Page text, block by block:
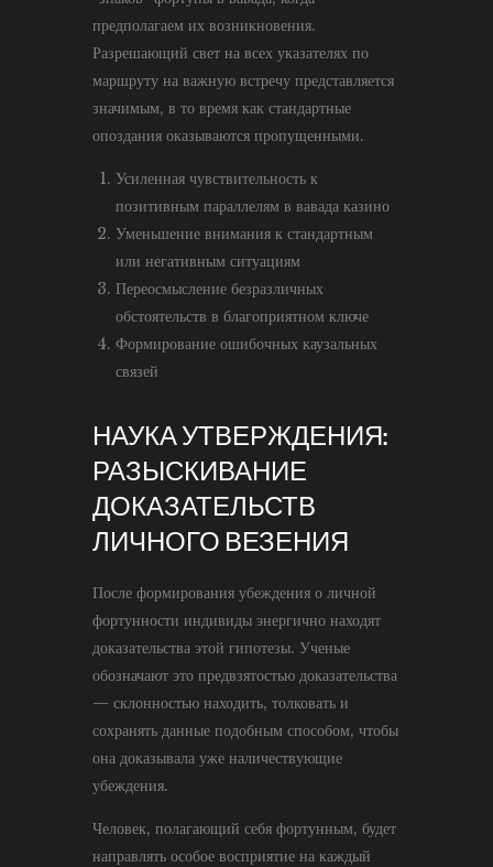
предполагаем их возникновения.
Разрешающий свет на всех указателях по
маршруту на важную встречу представляется
значимым, в то время как стандартные
опоздания оказываются пропущенными.
Усиленная чувствительность к
позитивным параллелям в вавада казино
Уменьшение внимания к стандартным
или негативным ситуациям
Переосмысление безразличных
обстоятельств в благоприятном ключе
Формирование ошибочных каузальных
связей
НАУКА УТВЕРЖДЕНИЯ:
РАЗЫСКИВАНИЕ
ДОКАЗАТЕЛЬСТВ
ЛИЧНОГО ВЕЗЕНИЯ
После формирования убеждения о личной
фортунности индивиды энергично находят
доказательства этой гипотезы. Ученые
обозначают это предвзятостью доказательства
— склонностью находить, толковать и
сохранять данные подобным способом, чтобы
она доказывала уже наличествующие
убеждения.
Человек, полагающий себя фортунным, будет
направлять особое восприятие на каждый